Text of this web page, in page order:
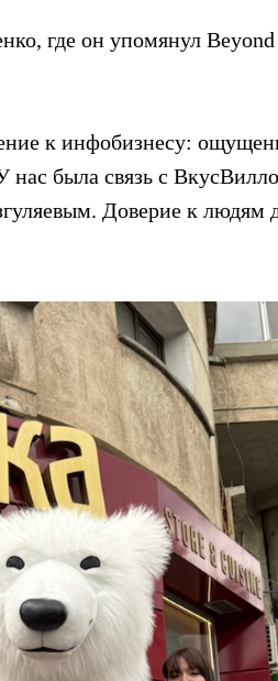
где он упомянул
к инфобизнесу:
нас была связь с
Доверие к людям